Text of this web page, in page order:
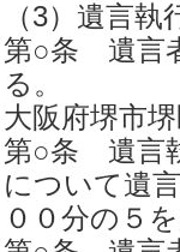
（3）遺言
第○条 遺言
る。
大阪府堺市
第○条 遺言
について遺
００分の５